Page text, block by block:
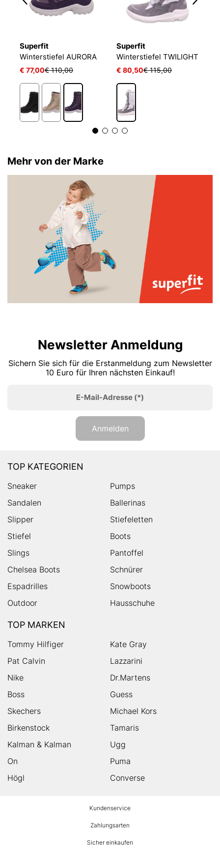
Superfit
Winterstiefel AURORA
€ 77,00€ 110,00
Superfit
Winterstiefel TWILIGHT
€ 80,50€ 115,00
Mehr von der Marke
Newsletter Anmeldung
Sichern Sie sich für die Erstanmeldung zum Newsletter
10 Euro für Ihren nächsten Einkauf!
E-Mail-Adresse (*)
Anmelden
TOP KATEGORIEN
Sneaker
Pumps
Sandalen
Ballerinas
Slipper
Stiefeletten
Stiefel
Boots
Slings
Pantoffel
Chelsea Boots
Schnürer
Espadrilles
Snowboots
Outdoor
Hausschuhe
TOP MARKEN
Tommy Hilfiger
Kate Gray
Pat Calvin
Lazzarini
Nike
Dr.Martens
Boss
Guess
Skechers
Michael Kors
Birkenstock
Tamaris
Kalman & Kalman
Ugg
On
Puma
Högl
Converse
Kundenservice
Zahlungsarten
Sicher einkaufen